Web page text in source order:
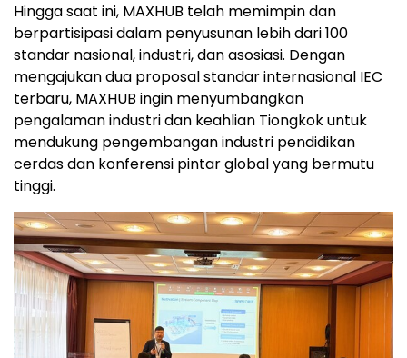
Hingga saat ini, MAXHUB telah memimpin dan
berpartisipasi dalam penyusunan lebih dari 100
standar nasional, industri, dan asosiasi. Dengan
mengajukan dua proposal standar internasional IEC
terbaru, MAXHUB ingin menyumbangkan
pengalaman industri dan keahlian Tiongkok untuk
mendukung pengembangan industri pendidikan
cerdas dan konferensi pintar global yang bermutu
tinggi.